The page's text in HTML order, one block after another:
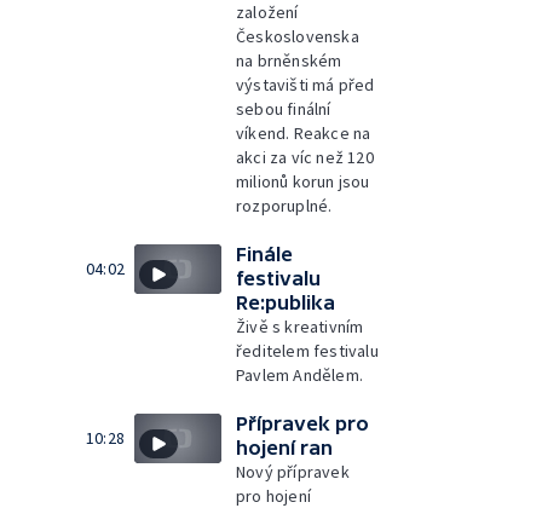
založení
Československa
na brněnském
výstavišti má před
sebou finální
víkend. Reakce na
akci za víc než 120
milionů korun jsou
rozporuplné.
04:02
Finále
festivalu
Re:publika
Živě s kreativním
ředitelem festivalu
Pavlem Andělem.
10:28
Přípravek pro
hojení ran
Nový přípravek
pro hojení